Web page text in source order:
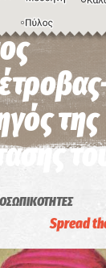
ενδέχεται να υπόκειται
της
Spread